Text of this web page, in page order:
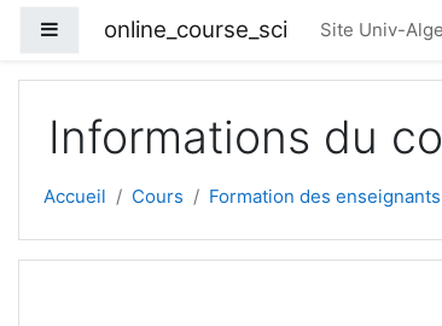
Panneau latéral
online_course_sci Site Univ-
Informations du
Accueil Cours Formation des enseignants